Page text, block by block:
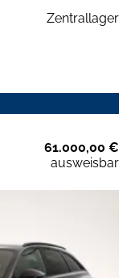
Zentrallager
61.000,00 €
ausweisbar